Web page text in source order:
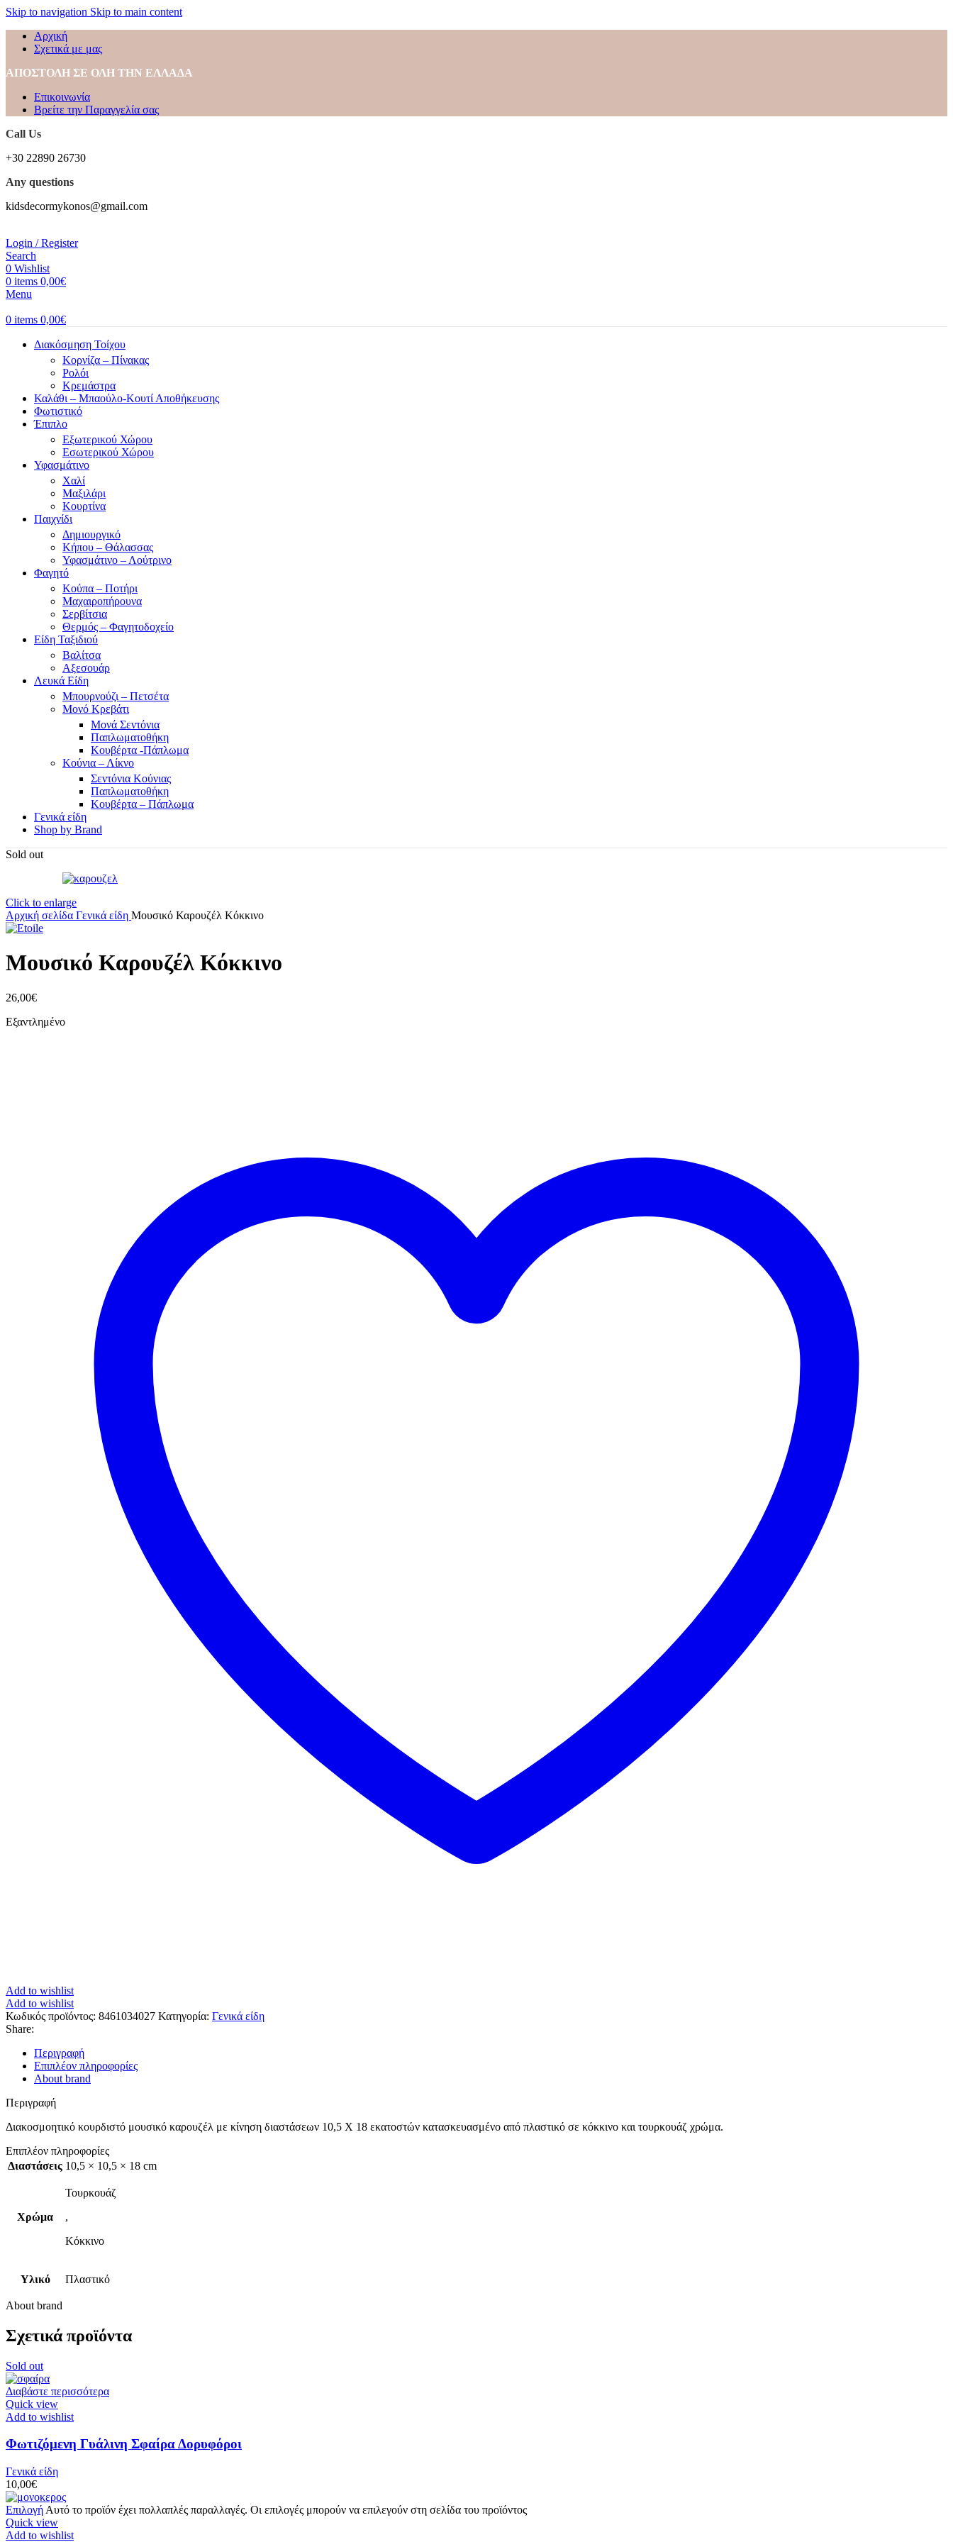
Skip to navigation Skip to main content
Αρχική
Σχετικά με μας
ΑΠΟΣΤΟΛΗ ΣΕ ΟΛΗ ΤΗΝ ΕΛΛΑΔΑ
Επικοινωνία
Βρείτε την Παραγγελία σας
Call Us
+30 22890 26730
Any questions
kidsdecormykonos@gmail.com
Login / Register
Search
0 Wishlist
0 items 0,00€
Menu
0 items 0,00€
Διακόσμηση Τοίχου
Κορνίζα – Πίνακας
Ρολόι
Κρεμάστρα
Καλάθι – Μπαούλο-Κουτί Αποθήκευσης
Φωτιστικό
Έπιπλο
Εξωτερικού Χώρου
Εσωτερικού Χώρου
Υφασμάτινο
Χαλί
Μαξιλάρι
Κουρτίνα
Παιχνίδι
Δημιουργικό
Κήπου – Θάλασσας
Υφασμάτινο – Λούτρινο
Φαγητό
Κούπα – Ποτήρι
Μαχαιροπήρουνα
Σερβίτσια
Θερμός – Φαγητοδοχείο
Είδη Ταξιδιού
Βαλίτσα
Αξεσουάρ
Λευκά Είδη
Μπουρνούζι – Πετσέτα
Μονό Κρεβάτι
Μονά Σεντόνια
Παπλωματοθήκη
Κουβέρτα -Πάπλωμα
Κούνια – Λίκνο
Σεντόνια Κούνιας
Παπλωματοθήκη
Κουβέρτα – Πάπλωμα
Γενικά είδη
Shop by Brand
Sold out
Click to enlarge
Αρχική σελίδα Γενικά είδη Μουσικό Καρουζέλ Κόκκινο
Μουσικό Καρουζέλ Κόκκινο
26,00€
Εξαντλημένο
Add to wishlist
Add to wishlist
Κωδικός προϊόντος: 8461034027 Κατηγορία: Γενικά είδη
Share:
Περιγραφή
Επιπλέον πληροφορίες
About brand
Περιγραφή
Διακοσμοητικό κουρδιστό μουσικό καρουζέλ με κίνηση διαστάσεων 10,5 Χ 18 εκατοστών κατασκευασμένο από πλαστικό σε κόκκινο και τουρκουάζ χρώμα.
Επιπλέον πληροφορίες
Διαστάσεις 10,5 × 10,5 × 18 cm
Χρώμα
Τουρκουάζ
,
Κόκκινο
Υλικό Πλαστικό
About brand
Σχετικά προϊόντα
Sold out
Διαβάστε περισσότερα
Quick view
Add to wishlist
Φωτιζόμενη Γυάλινη Σφαίρα Δορυφόροι
Γενικά είδη
10,00€
Επιλογή Αυτό το προϊόν έχει πολλαπλές παραλλαγές. Οι επιλογές μπορούν να επιλεγούν στη σελίδα του προϊόντος
Quick view
Add to wishlist